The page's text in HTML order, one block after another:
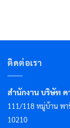
ติดต่อเรา
สำนักงาน บริษัท ค
111/118 หมู่บ้าน พา
10210